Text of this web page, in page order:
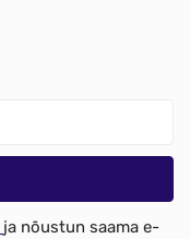
ja nõustun saama e-